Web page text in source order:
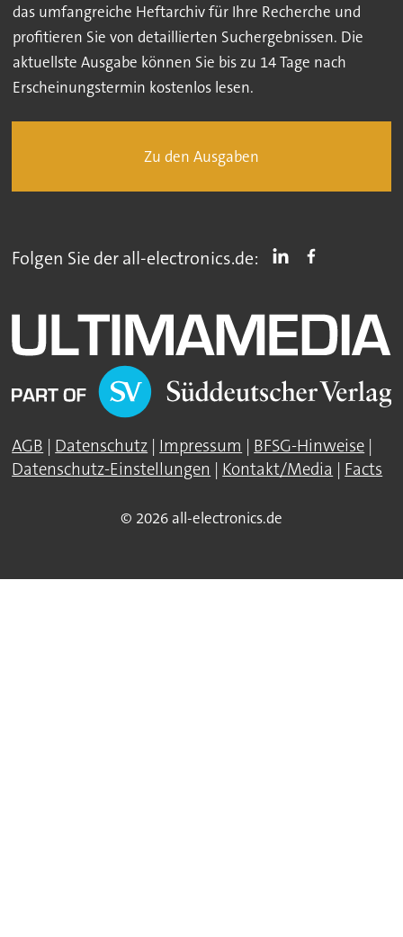
das umfangreiche Heftarchiv für Ihre Recherche und
profitieren Sie von detaillierten Suchergebnissen. Die
aktuellste Ausgabe können Sie bis zu 14 Tage nach
Erscheinungstermin kostenlos lesen.
Zu den Ausgaben
Folgen Sie der all-electronics.de:
AGB | Datenschutz | Impressum | BFSG-Hinweise |
Datenschutz-Einstellungen | Kontakt/Media | Facts
© 2026 all-electronics.de